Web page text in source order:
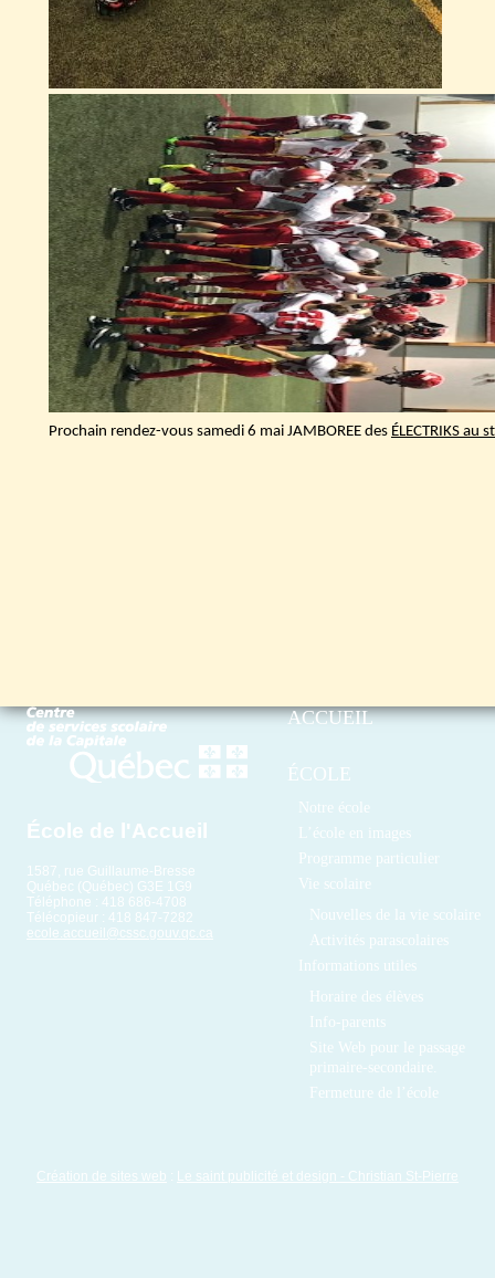
Prochain rendez-vous samedi 6 mai JAMBOREE des ÉLECTRIKS au
École de l'Accueil
1587, rue Guillaume-Bresse
Québec (Québec) G3E 1G9
Téléphone : 418 686-4708
Télécopieur : 418 847-7282
ecole.accueil@cssc.gouv.qc.ca
ACCUEIL
ÉCOLE
Notre école
L’école en images
Programme particulier
Vie scolaire
Nouvelles de la vie scolaire
Activités parascolaires
Informations utiles
Horaire des élèves
Info-parents
Site Web pour le passage
primaire-secondaire.
Fermeture de l’école
Création de sites web : Le saint publicité et design - Christian St-Pierre